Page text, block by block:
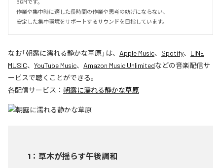
BGMです。
作業や集中時に適した長時間の作業や思考の妨げにならない、
安定した集中環境をサポートするサウンドを目指しています。
なお「朝露に濡れる静かな草原」は、 Apple Music、 Spotify、 LINE
MUSIC、 YouTube Music、 Amazon Music Unlimitedなどの音楽配信サ
ービスで聴くことができる。
各配信サービス： 朝露に濡れる静かな草原
1 ： 草木が揺らす午後調和